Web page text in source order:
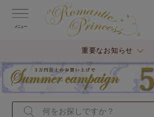
メニュー
重要なお知らせ